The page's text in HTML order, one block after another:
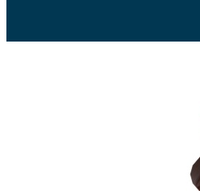
MetalFlex